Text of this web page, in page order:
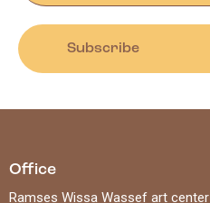
Subscribe
Office
Ramses Wissa Wassef art center